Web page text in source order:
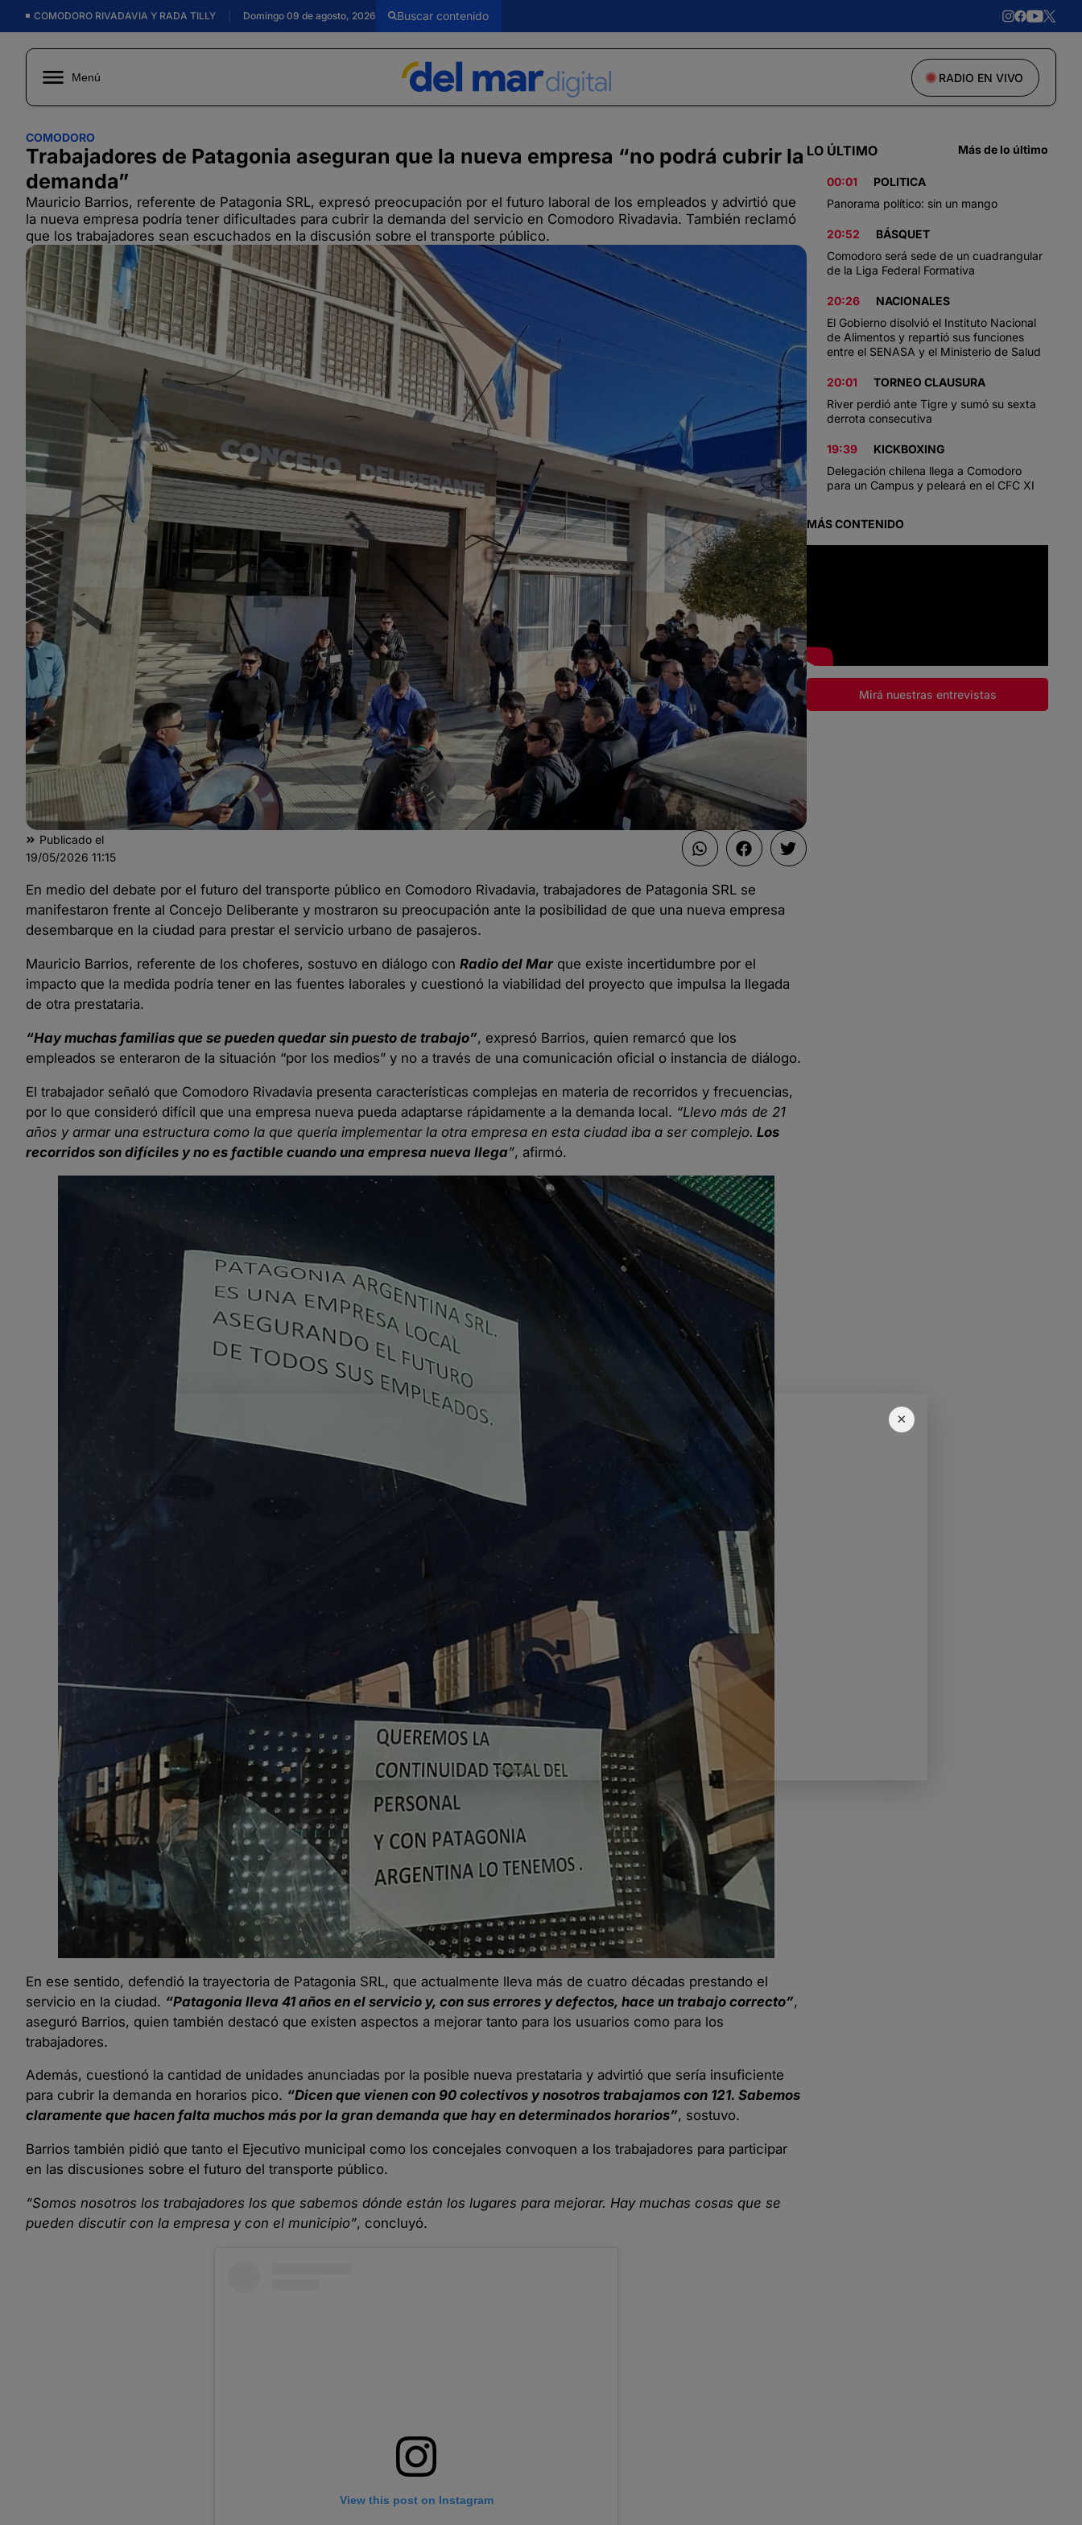
COMODORO RIVADAVIA Y RADA TILLY Domingo 09 de agosto, 2026
Menú RADIO EN VIVO
×
COMODORO
Trabajadores de Patagonia aseguran que la nueva empresa “no podrá cubrir la
demanda”
Mauricio Barrios, referente de Patagonia SRL, expresó preocupación por el futuro laboral de los empleados y advirtió que
la nueva empresa podría tener dificultades para cubrir la demanda del servicio en Comodoro Rivadavia. También reclamó
que los trabajadores sean escuchados en la discusión sobre el transporte público.
Publicado el
19/05/2026 11:15
En medio del debate por el futuro del transporte público en Comodoro Rivadavia, trabajadores de Patagonia SRL se
manifestaron frente al Concejo Deliberante y mostraron su preocupación ante la posibilidad de que una nueva empresa
desembarque en la ciudad para prestar el servicio urbano de pasajeros.
Mauricio Barrios, referente de los choferes, sostuvo en diálogo con Radio del Mar que existe incertidumbre por el
impacto que la medida podría tener en las fuentes laborales y cuestionó la viabilidad del proyecto que impulsa la llegada
de otra prestataria.
“Hay muchas familias que se pueden quedar sin puesto de trabajo”, expresó Barrios, quien remarcó que los
empleados se enteraron de la situación “por los medios” y no a través de una comunicación oficial o instancia de diálogo.
El trabajador señaló que Comodoro Rivadavia presenta características complejas en materia de recorridos y frecuencias,
por lo que consideró difícil que una empresa nueva pueda adaptarse rápidamente a la demanda local. “Llevo más de 21
años y armar una estructura como la que quería implementar la otra empresa en esta ciudad iba a ser complejo. Los
recorridos son difíciles y no es factible cuando una empresa nueva llega”, afirmó.
En ese sentido, defendió la trayectoria de Patagonia SRL, que actualmente lleva más de cuatro décadas prestando el
servicio en la ciudad. “Patagonia lleva 41 años en el servicio y, con sus errores y defectos, hace un trabajo correcto”,
aseguró Barrios, quien también destacó que existen aspectos a mejorar tanto para los usuarios como para los
trabajadores.
Además, cuestionó la cantidad de unidades anunciadas por la posible nueva prestataria y advirtió que sería insuficiente
para cubrir la demanda en horarios pico. “Dicen que vienen con 90 colectivos y nosotros trabajamos con 121. Sabemos
claramente que hacen falta muchos más por la gran demanda que hay en determinados horarios”, sostuvo.
Barrios también pidió que tanto el Ejecutivo municipal como los concejales convoquen a los trabajadores para participar
en las discusiones sobre el futuro del transporte público.
“Somos nosotros los trabajadores los que sabemos dónde están los lugares para mejorar. Hay muchas cosas que se
pueden discutir con la empresa y con el municipio”, concluyó.
View this post on Instagram
LO ÚLTIMO Más de lo último
00:01
POLITICA
Panorama político: sin un mango
20:52
BÁSQUET
Comodoro será sede de un cuadrangular
de la Liga Federal Formativa
20:26
NACIONALES
El Gobierno disolvió el Instituto Nacional
de Alimentos y repartió sus funciones
entre el SENASA y el Ministerio de Salud
20:01
TORNEO CLAUSURA
River perdió ante Tigre y sumó su sexta
derrota consecutiva
19:39
KICKBOXING
Delegación chilena llega a Comodoro
para un Campus y peleará en el CFC XI
MÁS CONTENIDO
Mirá nuestras entrevistas